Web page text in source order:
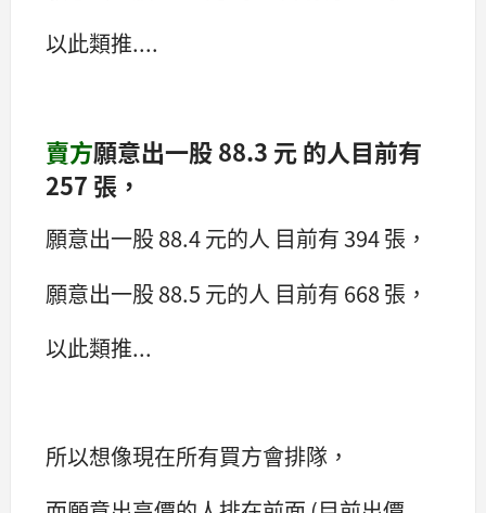
以此類推....
賣方願意出一股 88.3 元 的人目前有
257 張，
願意出一股 88.4 元的人 目前有 394 張，
願意出一股 88.5 元的人 目前有 668 張，
以此類推...
所以想像現在所有買方會排隊，